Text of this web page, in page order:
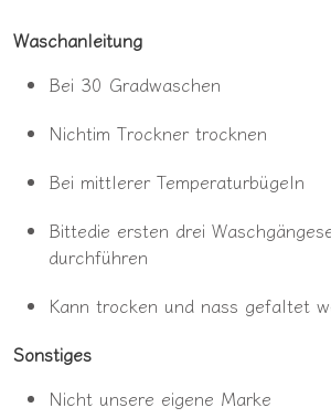
Waschanleitung
Bei 30 Gradwaschen
Nichtim Trockner trocknen
Bei mittlerer Temperaturbügeln
Bittedie ersten drei Waschgänge
durchführen
Kann trocken und nass gefaltet
Sonstiges
Nicht unsere eigene Marke